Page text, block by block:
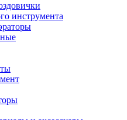
инструмента